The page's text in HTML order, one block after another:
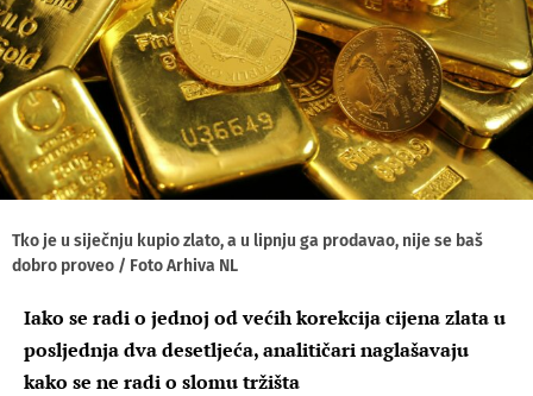
Tko je u siječnju kupio zlato, a u lipnju ga prodavao, nije se baš
dobro proveo / Foto Arhiva NL
Iako se radi o jednoj od većih korekcija cijena zlata u
posljednja dva desetljeća, analitičari naglašavaju
kako se ne radi o slomu tržišta